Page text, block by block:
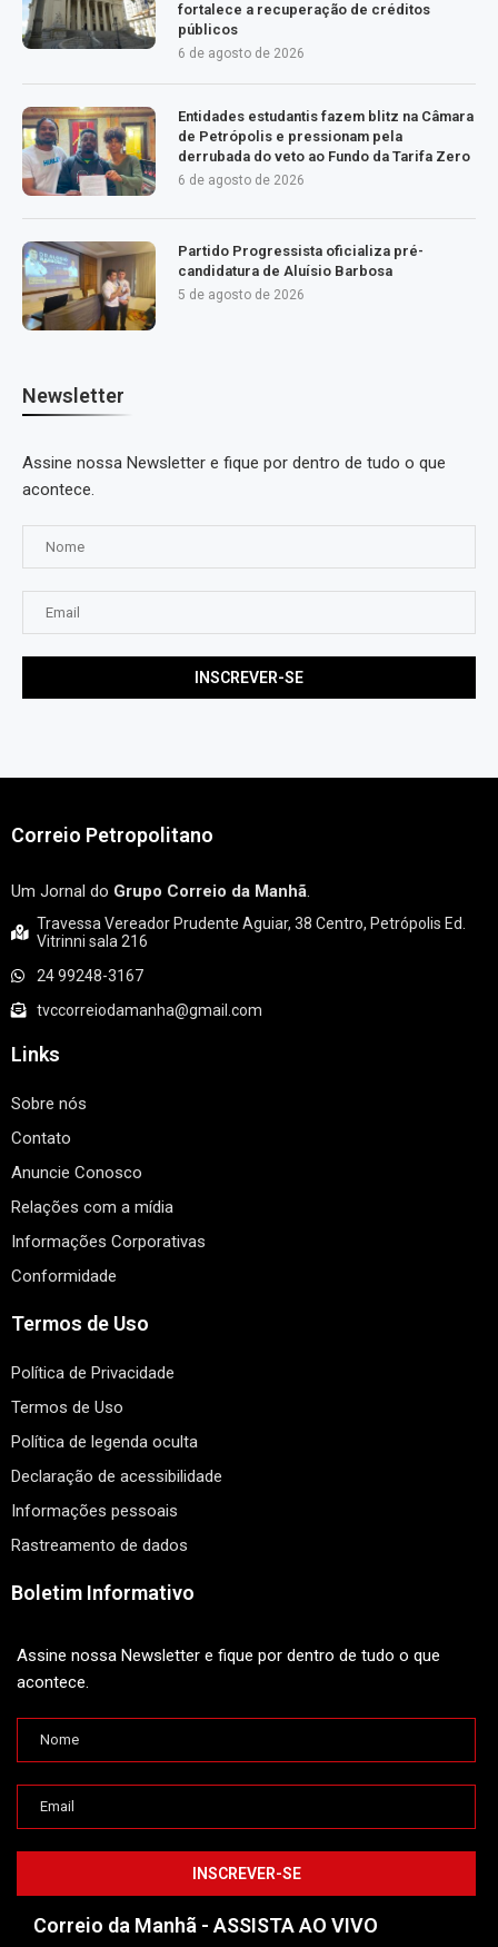
fortalece a recuperação de créditos
públicos
6 de agosto de 2026
Entidades estudantis fazem blitz na Câmara
de Petrópolis e pressionam pela
derrubada do veto ao Fundo da Tarifa Zero
6 de agosto de 2026
Partido Progressista oficializa pré-
candidatura de Aluísio Barbosa
5 de agosto de 2026
Newsletter
Assine nossa Newsletter e fique por dentro de tudo o que
acontece.
Correio Petropolitano
Um Jornal do Grupo Correio da Manhã.
Travessa Vereador Prudente Aguiar, 38 Centro, Petrópolis Ed.
Vitrinni sala 216
24 99248-3167
tvccorreiodamanha@gmail.com
Links
Sobre nós
Contato
Anuncie Conosco
Relações com a mídia
Informações Corporativas
Conformidade
Termos de Uso
Política de Privacidade
Termos de Uso
Política de legenda oculta
Declaração de acessibilidade
Informações pessoais
Rastreamento de dados
Boletim Informativo
Assine nossa Newsletter e fique por dentro de tudo o que
acontece.
Correio da Manhã - ASSISTA AO VIVO